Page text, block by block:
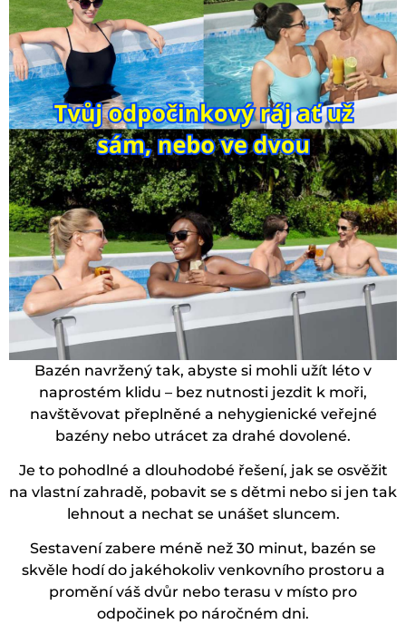
Bazén navržený tak, abyste si mohli užít léto v
naprostém klidu – bez nutnosti jezdit k moři,
navštěvovat přeplněné a nehygienické veřejné
bazény nebo utrácet za drahé dovolené.
Je to pohodlné a dlouhodobé řešení, jak se osvěžit
na vlastní zahradě, pobavit se s dětmi nebo si jen tak
lehnout a nechat se unášet sluncem.
Sestavení zabere méně než 30 minut, bazén se
skvěle hodí do jakéhokoliv venkovního prostoru a
promění váš dvůr nebo terasu v místo pro
odpočinek po náročném dni.